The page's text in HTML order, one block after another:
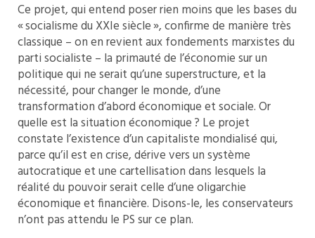
Ce projet, qui entend poser rien moins que les bases du
« socialisme du XXIe siècle », confirme de manière très
classique – on en revient aux fondements marxistes du
parti socialiste – la primauté de l’économie sur un
politique qui ne serait qu’une superstructure, et la
nécessité, pour changer le monde, d’une
transformation d’abord économique et sociale. Or
quelle est la situation économique ? Le projet
constate l’existence d’un capitaliste mondialisé qui,
parce qu’il est en crise, dérive vers un système
autocratique et une cartellisation dans lesquels la
réalité du pouvoir serait celle d’une oligarchie
économique et financière. Disons-le, les conservateurs
n’ont pas attendu le PS sur ce plan.